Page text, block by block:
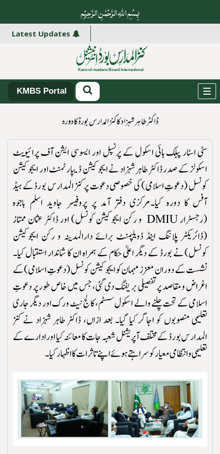
بِسْمِ اللہِ الرَّحْمٰنِ الرَّ حِیْمِ
Latest Updates
KMBS Portal
ڈاکٹر طاہر شہزاد کا کنز المدارس بورڈ کا دورہ
سٹی اسٹار پبلک ہائی اسکول کے پرنسپل اور ایسوسی ایشن آف پرائیویٹ
اسکولز کے صدر ڈاکٹر طاہر شہزاد نے ایجوکیشن ڈیپارٹمنٹ اور ایجوکیشن
کونسل (دعوتِ اسلامی) کی خصوصی دعوت پر کنز المدارس بورڈ کے ہیڈ
آفس کا دورہ کیا۔مرکزی دفتر آمد پر پروفیسر جاوید اسلم باجوہ
(رجسٹرار DMIU و رکن ایجوکیشن کونسل) اور ڈاکٹر عثمان ممتاز
(ڈائریکٹر پلاننگ اینڈ ڈویلپمنٹ برائے دارالمدینہ و رکن ایجوکیشن
کونسل) نے بورڈ کے دیگر اعلیٰ حکام کے ہمراہ ان کا شاندار استقبال کیا۔
نشست کے دوران معزز مہمان کو ایجوکیشن کونسل (دعوتِ اسلامی) کے
اغراض و مقاصد پر تفصیلی بریفنگ دی گئی، جس میں خاص طور پر دعوتِ
اسلامی کے تحت چلنے والے اسکول سسٹم، کالج نیٹ ورک اور دیگر جاری
تعلیمی منصوبوں کو اجاگر کیا گیا۔ بعد ازاں، ڈاکٹر طاہر شہزاد نے کنز
المدارس بورڈ کے مختلف آپریشنل شعبہ جات کا معائنہ کیا اور ادارے کے
تعلیمی و انتظامی معیار کو سراہتے ہوئے اپنے تاثرات کا اظہار کیا۔